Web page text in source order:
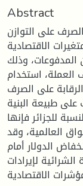
Abstract
على التوازن
الاقتصادية
المدفوعات، وذلك
استخدام
على الصرف.
طبيعة البنية
للجزائر فإنها
العالمية، وقد
الدولار أمام
لإيرادات